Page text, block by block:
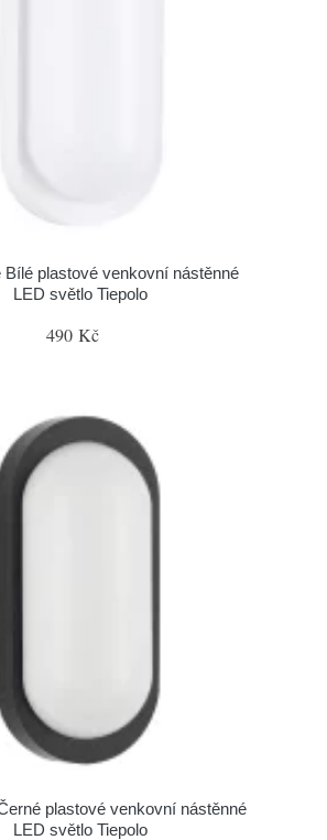
Bílé plastové venkovní nástěnné
LED světlo Tiepolo
490 Kč
plastové venkovní nástěnné
LED světlo Tiepolo